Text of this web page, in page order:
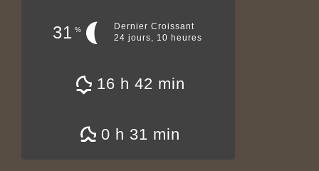
31 %
Dernier Croissant
24 jours, 10 heures
16 h 42 min
0 h 31 min